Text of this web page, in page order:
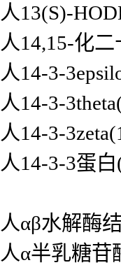
人13(S)-
人14,15-化
人14-3-
人14-3-
人14-3-
人14-3-3蛋
人αβ水解酶
人α半乳糖苷